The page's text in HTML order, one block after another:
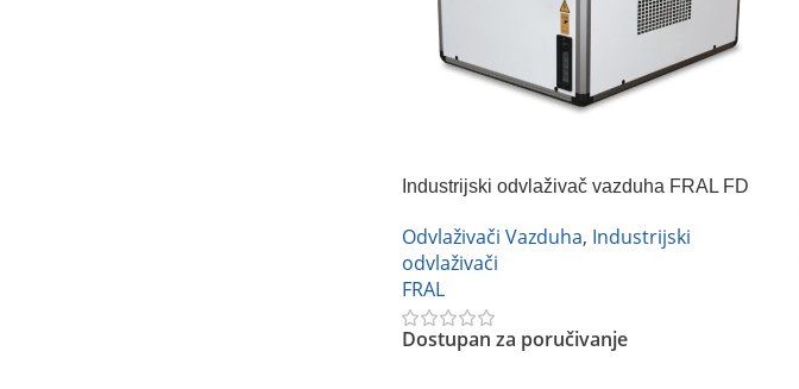
Industrijski odvlaživač vazduha FRAL FD
Odvlaživači Vazduha, Industrijski
odvlaživači
FRAL
Dostupan za poručivanje